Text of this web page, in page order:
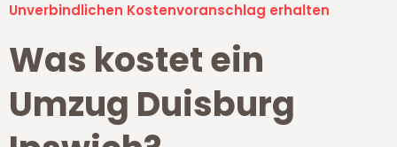
Unverbindlichen Kostenvoranschlag erhalten
Was kostet ein
Umzug Duisburg